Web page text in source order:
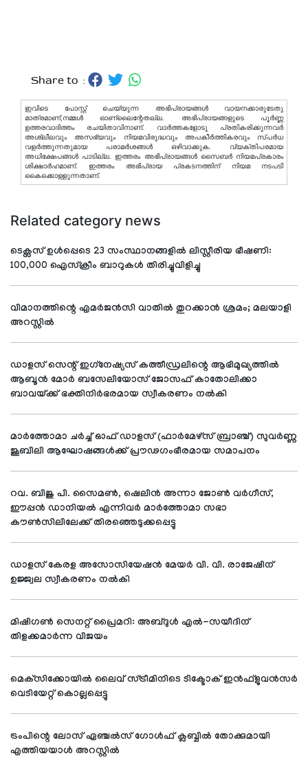
Share to :
ഇവിടെ പോസ്റ്റ് ചെയ്യുന്ന അഭിപ്രായങ്ങള്‍ വായനക്കാരുടേതു
മാത്രമാണ്,നമ്മൾ ഓണ്ലൈന്റേതല്ല. അഭിപ്രായങ്ങളുടെ പൂർണ്ണ
ഉത്തരവാദിത്തം രചയിതാവിനാണ്. വാര്‍ത്തകളോടു പ്രതികരിക്കുന്നവര്‍
അശ്ലീലവും അസഭ്യവും നിയമവിരുദ്ധവും അപകീര്‍ത്തികരവും സ്പര്‍ധ
വളര്‍ത്തുന്നതുമായ പരാമര്‍ശങ്ങള്‍ ഒഴിവാക്കുക. വ്യക്തിപരമായ
അധിക്ഷേപങ്ങള്‍ പാടില്ല. ഇത്തരം അഭിപ്രായങ്ങള്‍ സൈബര്‍ നിയമപ്രകാരം
ശിക്ഷാര്‍ഹമാണ്. ഇത്തരം അഭിപ്രായ പ്രകടനത്തിന് നിയമ നടപടി
കൈക്കൊള്ളുന്നതാണ്.
Related category news
ടെക്സസ് ഉൾപ്പെടെ 23 സംസ്ഥാനങ്ങളിൽ ലിസ്റ്റീരിയ ഭീഷണി:
100,000 ഐസ്‌ക്രീം ബാറുകൾ തിരിച്ചുവിളിച്ചു
വിമാനത്തിന്റെ എമര്‍ജന്‍സി വാതില്‍ തുറക്കാന്‍ ശ്രമം; മലയാളി
അറസ്റ്റില്‍
ഡാളസ് സെന്റ് ഇഗ്‌നേഷ്യസ് കത്തീഡ്രലിന്റെ ആഭിമുഖ്യത്തില്‍
ആബൂന്‍ മോര്‍ ബസേലിയോസ് ജോസഫ് കാതോലിക്കാ
ബാവയ്ക്ക് ഭക്തിനിര്‍ഭരമായ സ്വീകരണം നല്‍കി
മാര്‍ത്തോമാ ചര്‍ച്ച് ഓഫ് ഡാളസ് (ഫാര്‍മേഴ്സ് ബ്രാഞ്ച്) സുവര്‍ണ്ണ
ജൂബിലി ആഘോഷങ്ങള്‍ക്ക് പ്രൗഢഗംഭീരമായ സമാപനം
റവ. ബിജു പി. സൈമണ്‍, ഷെലിന്‍ അന്നാ ജോണ്‍ വര്‍ഗീസ്,
ഈപ്പന്‍ ഡാനിയല്‍ എന്നിവര്‍ മാര്‍ത്തോമാ സഭാ
കൗണ്‍സിലിലേക്ക് തിരഞ്ഞെടുക്കപ്പെട്ടു
ഡാളസ് കേരള അസോസിയേഷന്‍ മേയര്‍ വി. വി. രാജേഷിന്
ഉജ്ജ്വല സ്വീകരണം നല്‍കി
മിഷിഗണ്‍ സെനറ്റ് പ്രൈമറി: അബ്ദുള്‍ എല്‍-സയീദിന്
തിളക്കമാര്‍ന്ന വിജയം
മെക്‌സിക്കോയില്‍ ലൈവ് സ്ട്രീമിനിടെ ടിക്ടോക് ഇന്‍ഫ്‌ളുവന്‍സര്‍
വെടിയേറ്റ് കൊല്ലപ്പെട്ടു
ട്രംപിന്റെ ലോസ് ഏഞ്ചല്‍സ് ഗോള്‍ഫ് ക്ലബ്ബില്‍ തോക്കുമായി
എത്തിയയാള്‍ അറസ്റ്റില്‍